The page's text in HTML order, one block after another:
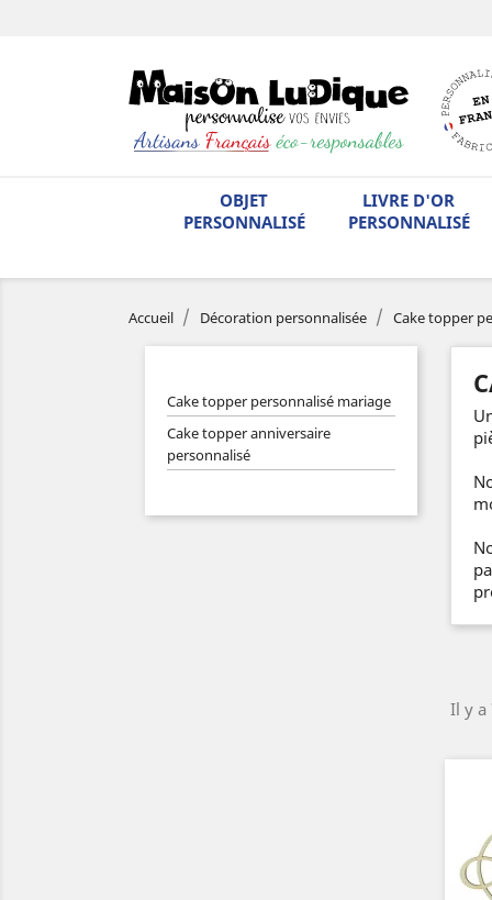
OBJET
PERSONNALISÉ
LIVRE D'OR
PERSONNALISÉ
Accueil Décoration personnalisée Cake topper
Cake topper personnalisé mariage
Cake topper anniversaire
personnalisé
Il y a